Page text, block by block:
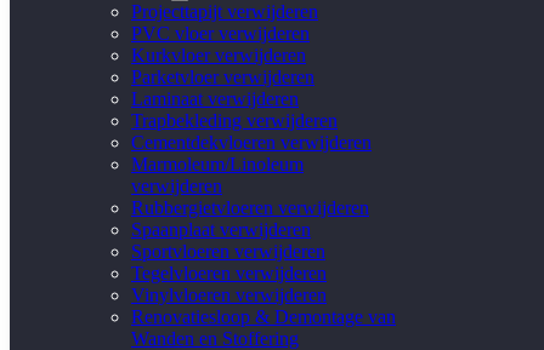
Projecttapijt verwijderen
PVC vloer verwijderen
Kurkvloer verwijderen
Parketvloer verwijderen
Laminaat verwijderen
Trapbekleding verwijderen
Cementdekvloeren verwijderen
Marmoleum/Linoleum
verwijderen
Rubbergietvloeren verwijderen
Spaanplaat verwijderen
Sportvloeren verwijderen
Tegelvloeren verwijderen
Vinylvloeren verwijderen
Renovatiesloop & Demontage van
Wanden en Stoffering